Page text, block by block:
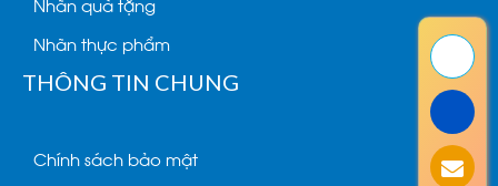
Nhãn quà tặng
Nhãn thực phẩm
THÔNG TIN CHUNG
Chính sách bảo mật